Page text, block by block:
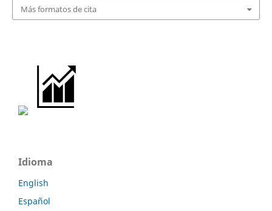
Más formatos de cita
Idioma
English
Español